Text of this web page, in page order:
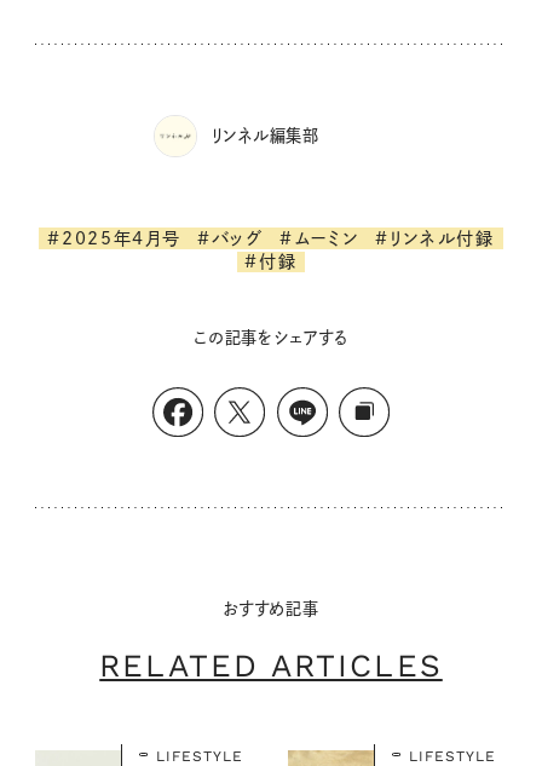
リンネル編集部
#2025年4月号 #バッグ #ムーミン
#リンネル付録
#付録
この記事をシェアする
おすすめ記事
RELATED ARTICLES
LIFESTYLE LIFESTYLE